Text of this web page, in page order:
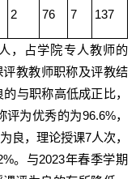
2 76 7 137
，占学院专人教师的
教教师职称及评教结
与职称高低成正比，
为优秀的为96.6%，
良，理论授课7人次，
。与2023年春季学期